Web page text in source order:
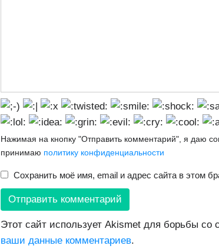
Нажимая на кнопку "Отправить комментарий", я даю
принимаю политику конфиденциальности
Сохранить моё имя, email и адрес сайта в этом
Этот сайт использует Akismet для борьбы
ваши данные комментариев.